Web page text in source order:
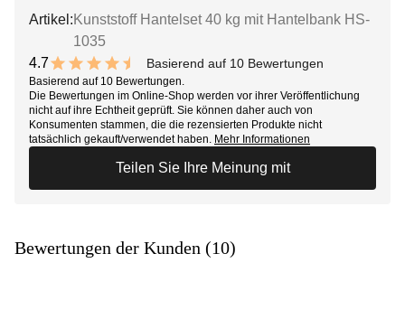
Artikel: Kunststoff Hantelset 40 kg mit Hantelbank HS-
1035
4.7
9.4 out of 10 stars
Basierend auf 10 Bewertungen
Basierend auf 10 Bewertungen.
Die Bewertungen im Online-Shop werden vor ihrer Veröffentlichung
nicht auf ihre Echtheit geprüft. Sie können daher auch von
Konsumenten stammen, die die rezensierten Produkte nicht
tatsächlich gekauft/verwendet haben. Mehr Informationen
Teilen Sie Ihre Meinung mit
Bewertungen der Kunden (10)